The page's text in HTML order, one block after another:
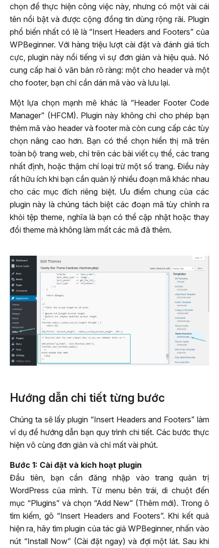
chọn để thực hiện công việc này, nhưng có một vài cái
tên nổi bật và được cộng đồng tin dùng rộng rãi. Plugin
phổ biến nhất có lẽ là “Insert Headers and Footers” của
WPBeginner. Với hàng triệu lượt cài đặt và đánh giá tích
cực, plugin này nổi tiếng vì sự đơn giản và hiệu quả. Nó
cung cấp hai ô văn bản rõ ràng: một cho header và một
cho footer, bạn chỉ cần dán mã vào và lưu lại.
Một lựa chọn mạnh mẽ khác là “Header Footer Code
Manager” (HFCM). Plugin này không chỉ cho phép bạn
thêm mã vào header và footer mà còn cung cấp các tùy
chọn nâng cao hơn. Bạn có thể chọn hiển thị mã trên
toàn bộ trang web, chỉ trên các bài viết cụ thể, các trang
nhất định, hoặc thậm chí loại trừ một số trang. Điều này
rất hữu ích khi bạn cần quản lý nhiều đoạn mã khác nhau
cho các mục đích riêng biệt. Ưu điểm chung của các
plugin này là chúng tách biệt các đoạn mã tùy chỉnh ra
khỏi tệp theme, nghĩa là bạn có thể cập nhật hoặc thay
đổi theme mà không làm mất các mã đã thêm.
Hướng dẫn chi tiết từng bước
Chúng ta sẽ lấy plugin “Insert Headers and Footers” làm
ví dụ để hướng dẫn bạn quy trình chi tiết. Các bước thực
hiện vô cùng đơn giản và chỉ mất vài phút.
Bước 1: Cài đặt và kích hoạt plugin
Đầu tiên, bạn cần đăng nhập vào trang quản trị
WordPress của mình. Từ menu bên trái, di chuột đến
mục “Plugins” và chọn “Add New” (Thêm mới). Trong ô
tìm kiếm, gõ “Insert Headers and Footers”. Khi kết quả
hiện ra, hãy tìm plugin của tác giả WPBeginner, nhấn vào
nút “Install Now” (Cài đặt ngay) và đợi một lát. Sau khi